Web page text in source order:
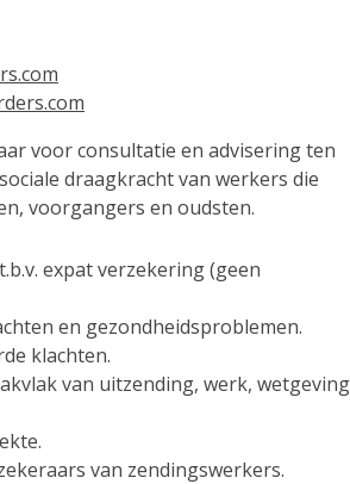
voor consultatie en advisering ten
draagkracht van werkers die
voorgangers en oudsten.
expat verzekering (geen
en gezondheidsproblemen.
klachten.
van uitzending, werk,
van zendingswerkers.